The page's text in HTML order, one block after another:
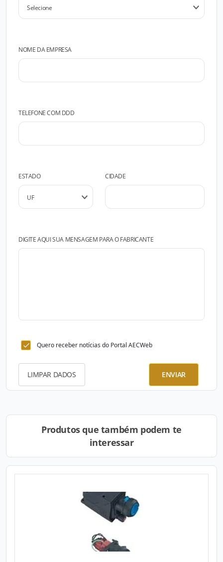
NOME DA EMPRESA
TELEFONE COM DDD
ESTADO CIDADE
DIGITE AQUI SUA MENSAGEM PARA O FABRICANTE
Quero receber notícias do Portal AECWeb
LIMPAR DADOS ENVIAR
Produtos que também podem te
interessar